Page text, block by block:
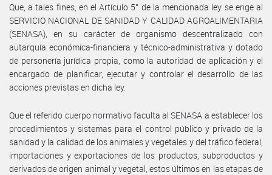
Que, a tales fines, en el Artículo 5° de la mencionada ley se erige al
SERVICIO NACIONAL DE SANIDAD Y CALIDAD AGROALIMENTARIA
(SENASA), en su carácter de organismo descentralizado con
autarquía económica-financiera y técnico-administrativa y dotado
de personería jurídica propia, como la autoridad de aplicación y el
encargado de planificar, ejecutar y controlar el desarrollo de las
acciones previstas en dicha ley.
Que el referido cuerpo normativo faculta al SENASA a establecer los
procedimientos y sistemas para el control público y privado de la
sanidad y la calidad de los animales y vegetales y del tráfico federal,
importaciones y exportaciones de los productos, subproductos y
derivados de origen animal y vegetal, estos últimos en las etapas de